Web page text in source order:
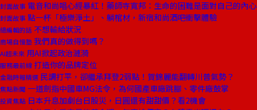
封面故事 電音和尚唱心經暴紅！藥師寺寬邦：生命的困難是面對自己的內心
封面故事 點一杯「極樂淨土」、躺棺材，新宿和尚酒吧衝擊體驗
總編輯的話 不想輸給狀況
商場自慢塾 我們真的做得到嗎？
AI超未來 用AI掀起政治漣漪
服務最前線 打造你的品牌定位
金融時報精選 民調打平，卻繼承拜登2弱點！賀錦麗能翻轉川普氣勢？
焦點新聞 一道劍指中國車MG法令，為何國產車廠跳腳、零件廠鼓掌
投資焦點 日本升息加劇台日股災，日圓還有甜甜價？看2機會